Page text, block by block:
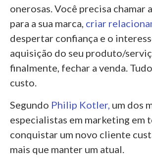
onerosas. Você precisa chamar
para a sua marca, criar
despertar confiança e o
aquisição do seu produto/
finalmente, fechar a venda.
custo.
Segundo Philip Kotler, um dos
especialistas em marketing em
conquistar um novo cliente
mais que manter um atual.